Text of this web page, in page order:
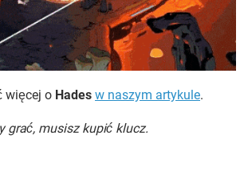
więcej o Hades w naszym artykule.
grać, musisz kupić klucz.